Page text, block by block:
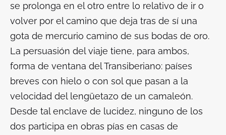
se prolonga en el otro entre lo relativo de ir o
volver por el camino que deja tras de sí una
gota de mercurio camino de sus bodas de oro.
La persuasión del viaje tiene, para ambos,
forma de ventana del Transiberiano: países
breves con hielo o con sol que pasan a la
velocidad del lengüetazo de un camaleón.
Desde tal enclave de lucidez, ninguno de los
dos participa en obras pías en casas de